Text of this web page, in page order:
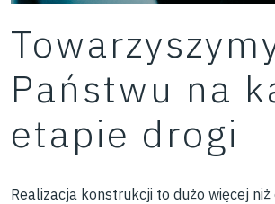
Państwu na
etapie drogi
Realizacja konstrukcji to dużo więcej niż